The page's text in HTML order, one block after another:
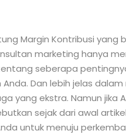
Margin Kontribusi yang
marketing hanya
seberapa
Dan lebih jelas dalam
yang ekstra. Namun jika
sejak dari awal
untuk menuju